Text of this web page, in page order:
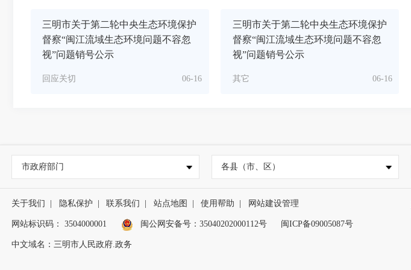
三明市关于第二轮中央生态环境保护
督察“闽江流域生态环境问题不容忽
视”问题销号公示
06-16
回应关切
三明市关于第二轮中央生态环境保护
督察“闽江流域生态环境问题不容忽
视”问题销号公示
06-16
其它
市政府部门 各县（市、区）
关于我们 隐私保护 联系我们 站点地图 使用帮助 网站建设管理
网站标识码： 3504000001 闽公网安备号： 35040202000112号 闽ICP备09005087号
中文域名：三明市人民政府.政务